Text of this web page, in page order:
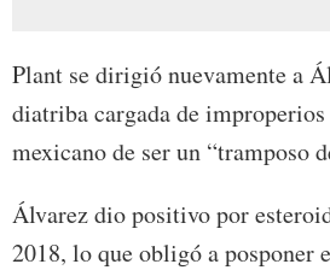
Plant se dirigió nuevamente a
diatriba cargada de improperios
mexicano de ser un “tramposo
Álvarez dio positivo por
2018, lo que obligó a posponer